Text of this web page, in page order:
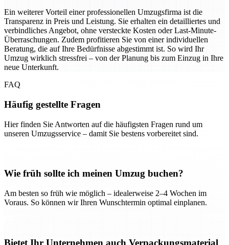
Ein weiterer Vorteil einer professionellen Umzugsfirma ist die
Transparenz in Preis und Leistung. Sie erhalten ein detailliertes und
verbindliches Angebot, ohne versteckte Kosten oder Last-Minute-
Überraschungen. Zudem profitieren Sie von einer individuellen
Beratung, die auf Ihre Bedürfnisse abgestimmt ist. So wird Ihr
Umzug wirklich stressfrei – von der Planung bis zum Einzug in Ihre
neue Unterkunft.
FAQ
Häufig gestellte Fragen
Hier finden Sie Antworten auf die häufigsten Fragen rund um
unseren Umzugsservice – damit Sie bestens vorbereitet sind.
Wie früh sollte ich meinen Umzug buchen?
Am besten so früh wie möglich – idealerweise 2–4 Wochen im
Voraus. So können wir Ihren Wunschtermin optimal einplanen.
Bietet Ihr Unternehmen auch Verpackungsmaterial